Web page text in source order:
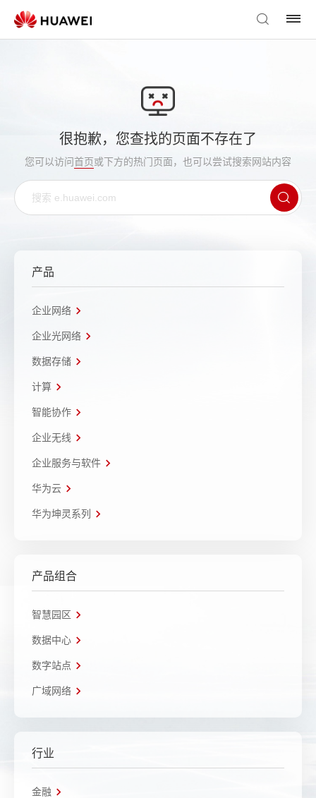
很抱歉，您查找的页面不存在了
您可以访问首页或下方的热门页面，也可以尝试搜索网站内容
产品
企业网络
企业光网络
数据存储
计算
智能协作
企业无线
企业服务与软件
华为云
华为坤灵系列
产品组合
智慧园区
数据中心
数字站点
广域网络
行业
金融